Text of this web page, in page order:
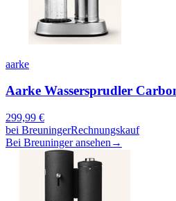
aarke
Aarke Wassersprudler
299,99 €
bei BreuningerRechnungskauf
Bei Breuninger ansehen →